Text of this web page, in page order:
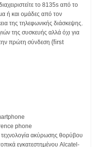
το 8135s από το
ή και ομάδες από τον
της τηλεφωνικής διάσκεψης.
της συσκευής αλλά όχι για
πρώτη σύνδεση (first
phone
ακύρωσης θορύβου
εγκατεστημένου Alcatel-